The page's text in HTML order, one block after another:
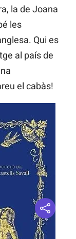
la de Joana
les
Qui es
al país de
el cabàs!